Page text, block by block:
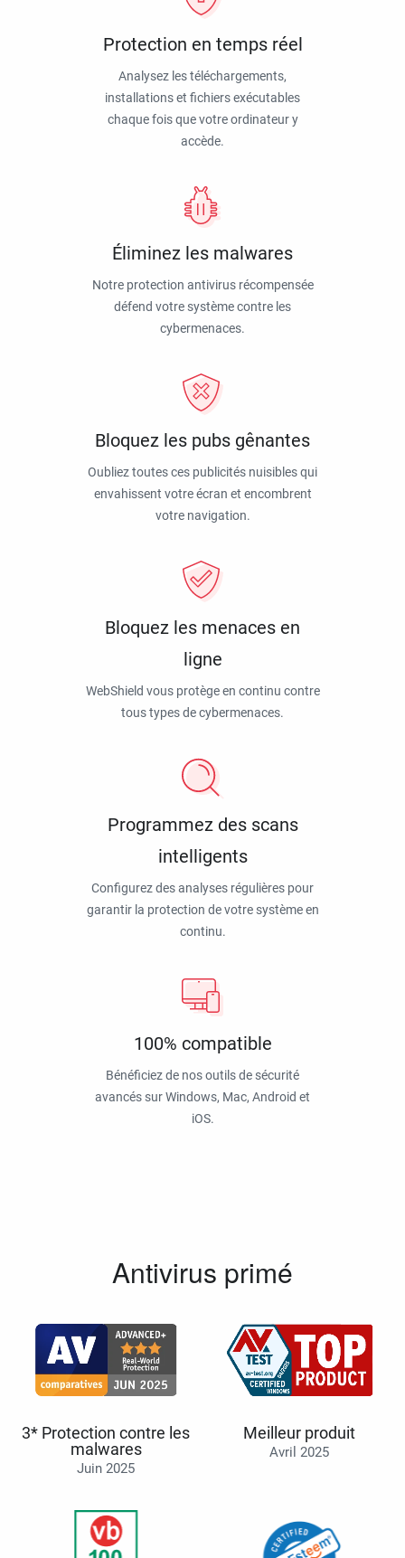
Protection en temps réel
Analysez les téléchargements,
installations et fichiers exécutables
chaque fois que votre ordinateur y
accède.
Éliminez les malwares
Notre protection antivirus récompensée
défend votre système contre les
cybermenaces.
Bloquez les pubs gênantes
Oubliez toutes ces publicités nuisibles qui
envahissent votre écran et encombrent
votre navigation.
Bloquez les menaces en
ligne
WebShield vous protège en continu contre
tous types de cybermenaces.
Programmez des scans
intelligents
Configurez des analyses régulières pour
garantir la protection de votre système en
continu.
100% compatible
Bénéficiez de nos outils de sécurité
avancés sur Windows, Mac, Android et
iOS.
Antivirus primé
3* Protection contre les
malwares
Juin 2025
Meilleur produit
Avril 2025